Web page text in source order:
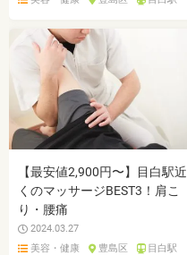
【最安値2,900円〜】目白駅近
くのマッサージBEST3！肩こ
り・腰痛
2024.03.27
美容・健康
豊島区 目白駅